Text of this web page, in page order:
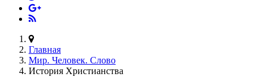
Главная
Мир. Человек. Слово
История Христианства